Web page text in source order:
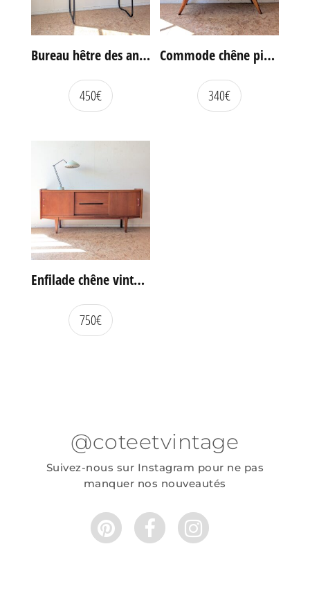
Bureau hêtre des années 60
450€
Commode chêne pieds compas vintage
340€
Enfilade chêne vintage portes coulissantes
750€
@coteetvintage
Suivez-nous sur Instagram pour ne pas
manquer nos nouveautés